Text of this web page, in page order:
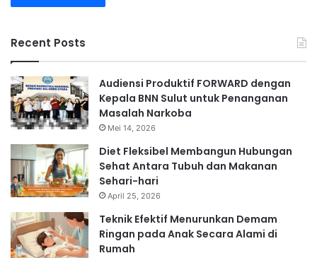
Recent Posts
Audiensi Produktif FORWARD dengan
Kepala BNN Sulut untuk Penanganan
Masalah Narkoba
Mei 14, 2026
Diet Fleksibel Membangun Hubungan
Sehat Antara Tubuh dan Makanan
Sehari-hari
April 25, 2026
Teknik Efektif Menurunkan Demam
Ringan pada Anak Secara Alami di
Rumah